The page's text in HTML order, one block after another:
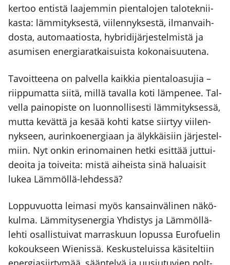
ker­too entis­tä laa­jem­min pien­ta­lo­jen talo­tek­nii­
kas­ta: läm­mi­tyk­ses­tä, vii­len­nyk­ses­tä, ilman­vaih­
dos­ta, auto­maa­tios­ta, hybri­di­jär­jes­tel­mis­tä ja
asu­mi­sen ener­gia­rat­kai­suis­ta koko­nai­suu­te­na.
Tavoit­tee­na on pal­vel­la kaik­kia pien­ta­loa­su­jia –
riip­pu­mat­ta sii­tä, mil­lä taval­la koti läm­pe­nee. Tal­
vel­la pain­opis­te on luon­nol­li­ses­ti läm­mi­tyk­ses­sä,
mut­ta kevät­tä ja kesää koh­ti kat­se siir­tyy vii­len­
nyk­seen, aurin­koe­ner­gi­aan ja älyk­käi­siin jär­jes­tel­
miin. Nyt onkin erin­omai­nen het­ki esit­tää jut­tui­
deoi­ta ja toi­vei­ta: mis­tä aiheis­ta sinä haluai­sit
lukea Läm­möl­lä-leh­des­sä?
Lop­pu­vuot­ta lei­ma­si myös kan­sain­vä­li­nen näkö­
kul­ma. Läm­mi­ty­se­ner­gia Yhdis­tys ja Läm­möl­lä-
leh­ti osal­lis­tui­vat mar­ras­kuun lopus­sa Euro­fue­lin
kokouk­seen Wie­nis­sä. Kes­kus­te­luis­sa käsi­tel­tiin